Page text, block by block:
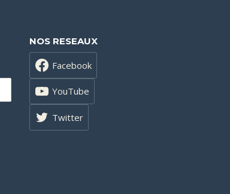
NOS RESEAUX
Facebook
YouTube
Twitter